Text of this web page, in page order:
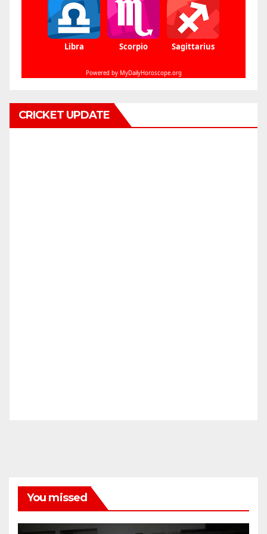
CRICKET UPDATE
You missed